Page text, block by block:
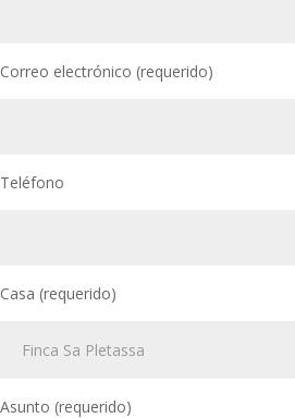
Correo electrónico (requerido)
Teléfono
Casa (requerido)
Asunto (requerido)